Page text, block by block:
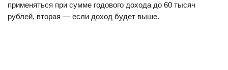
применяться при сумме годового дохода до 60 тысяч
рублей, вторая — если доход будет выше.